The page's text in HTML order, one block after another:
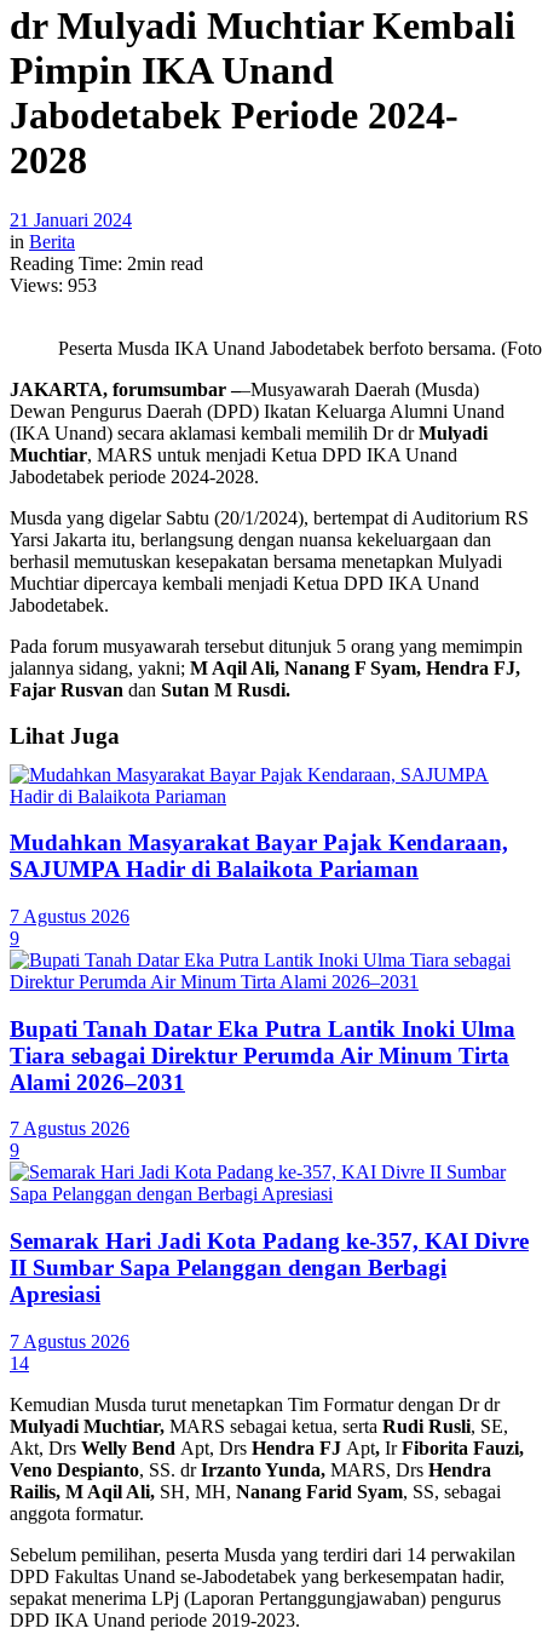
dr Mulyadi Muchtiar Kembali
Pimpin IKA Unand
Jabodetabek Periode 2024-
2028
21 Januari 2024
in Berita
Reading Time: 2min read
Views: 953
Peserta Musda IKA Unand Jabodetabek berfoto bersama.
JAKARTA, forumsumbar ––Musyawarah Daerah (Musda)
Dewan Pengurus Daerah (DPD) Ikatan Keluarga Alumni Unand
(IKA Unand) secara aklamasi kembali memilih Dr drMulyadi
Muchtiar, MARS untuk menjadi Ketua DPD IKA Unand
Jabodetabek periode 2024-2028.
Musda yang digelar Sabtu (20/1/2024), bertempat di Auditorium RS
Yarsi Jakarta itu, berlangsung dengan nuansa kekeluargaan dan
berhasil memutuskan kesepakatan bersama menetapkan Mulyadi
Muchtiar dipercaya kembali menjadi Ketua DPD IKA Unand
Jabodetabek.
Pada forum musyawarah tersebut ditunjuk 5 orang yang memimpin
jalannya sidang, yakni; M Aqil Ali, Nanang F Syam, Hendra FJ,
Fajar Rusvan dan Sutan M Rusdi.
Lihat Juga
Mudahkan Masyarakat Bayar Pajak Kendaraan,
SAJUMPA Hadir di Balaikota Pariaman
7 Agustus 2026
9
Bupati Tanah Datar Eka Putra Lantik Inoki Ulma
Tiara sebagai Direktur Perumda Air Minum Tirta
Alami 2026–2031
7 Agustus 2026
9
Semarak Hari Jadi Kota Padang ke-357, KAI Divre
II Sumbar Sapa Pelanggan dengan Berbagi
Apresiasi
7 Agustus 2026
14
Kemudian Musda turut menetapkan Tim Formatur dengan Dr dr
Mulyadi Muchtiar, MARS sebagai ketua, serta Rudi Rusli, SE,
Akt, Drs Welly Bend Apt, Drs Hendra FJ Apt, IrFiborita Fauzi,
Veno Despianto, SS. drIrzanto Yunda, MARS, Drs Hendra
Railis, M Aqil Ali, SH, MH, Nanang Farid Syam, SS, sebagai
anggota formatur.
Sebelum pemilihan, peserta Musda yang terdiri dari 14 perwakilan
DPD Fakultas Unand se-Jabodetabek yang berkesempatan hadir,
sepakat menerima LPj (Laporan Pertanggungjawaban) pengurus
DPD IKA Unand periode 2019-2023.